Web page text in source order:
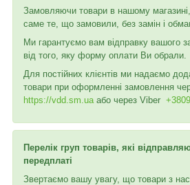
Замовляючи товари в нашому
саме те, що замовили, без замін і
Ми гарантуємо вам відправку вашого
від того, яку форму оплати Ви обрали.
Для постійних клієнтів ми надаємо
товари при оформленні замовлення
https://vdd.sm.ua або через Viber
Перелік груп товарів, які
передплаті
Звертаємо вашу увагу, що товари з